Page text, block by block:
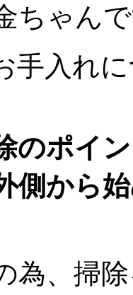
ちゃん
手入れ
のポイ
側から
為、掃